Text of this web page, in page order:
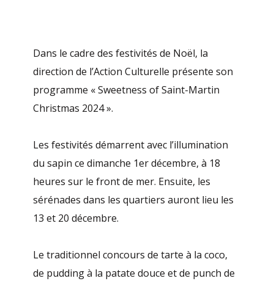
Dans le cadre des festivités de Noël, la
direction de l’Action Culturelle présente son
programme « Sweetness of Saint-Martin
Christmas 2024 ».
Les festivités démarrent avec l’illumination
du sapin ce dimanche 1er décembre, à 18
heures sur le front de mer. Ensuite, les
sérénades dans les quartiers auront lieu les
13 et 20 décembre.
Le traditionnel concours de tarte à la coco,
de pudding à la patate douce et de punch de